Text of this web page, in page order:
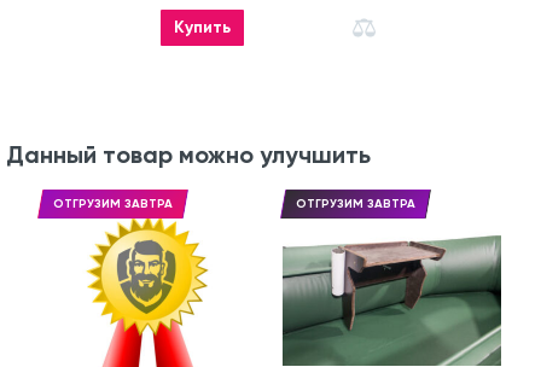
Купить
Данный товар можно улучшить
ОТГРУЗИМ ЗАВТРА ОТГРУЗИМ ЗАВТРА